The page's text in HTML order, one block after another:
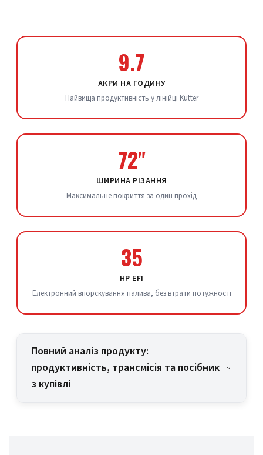
9.7
АКРИ НА ГОДИНУ
Найвища продуктивність у лінійці Kutter
72"
ШИРИНА РІЗАННЯ
Максимальне покриття за один прохід
35
HP EFI
Електронний впорскування палива, без втрати потужності
Повний аналіз продукту:
продуктивність, трансмісія та посібник
з купівлі